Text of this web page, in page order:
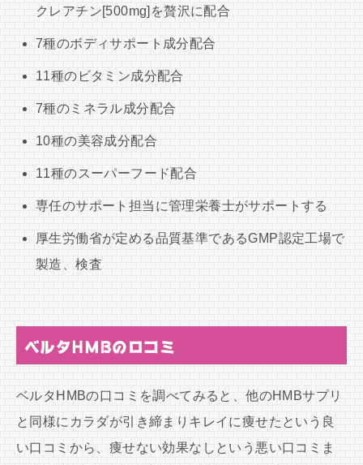
クレアチン[500mg]を贅沢に配合
7種のボディサポート成分配合
11種のビタミン成分配合
7種のミネラル成分配合
10種の美容成分配合
11種のスーパーフード配合
専任のサポート担当に管理栄養士がサポートする
厚生労働省が定める品質基準であるGMP認定工場で
製造、検査
ベルタHMBの口コミ
ベルタHMBの口コミを調べてみると、他のHMBサプリ
と同様にカラダが引き締まりキレイに痩せたという良
い口コミから、痩せない効果なしという悪い口コミま